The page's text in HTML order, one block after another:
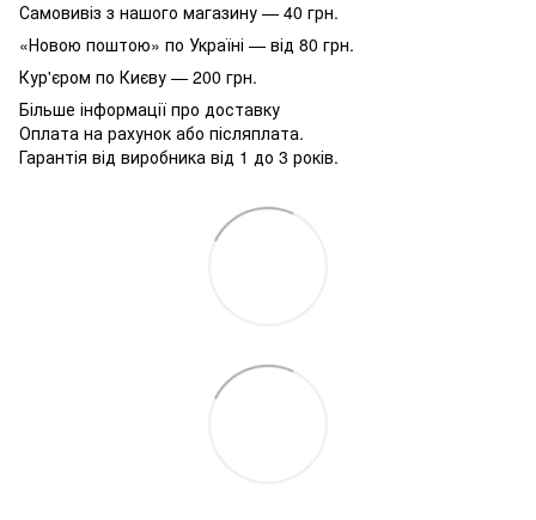
Самовивіз з нашого магазину — 40 грн.
«Новою поштою» по Україні — від 80 грн.
Кур'єром по Києву — 200 грн.
Більше інформації про доставку
Оплата на рахунок або післяплата.
Гарантія від виробника від 1 до 3 років.